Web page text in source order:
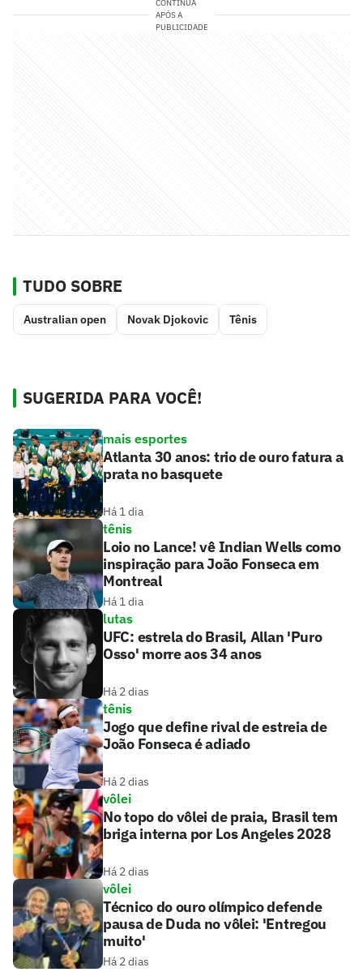
CONTINUA
APÓS A
PUBLICIDADE
TUDO SOBRE
Australian open Novak Djokovic Tênis
SUGERIDA PARA VOCÊ!
mais esportes
Atlanta 30 anos: trio de ouro fatura a
prata no basquete
Há 1 dia
tênis
Loio no Lance! vê Indian Wells como
inspiração para João Fonseca em
Montreal
Há 1 dia
lutas
UFC: estrela do Brasil, Allan 'Puro
Osso' morre aos 34 anos
Há 2 dias
tênis
Jogo que define rival de estreia de
João Fonseca é adiado
Há 2 dias
vôlei
No topo do vôlei de praia, Brasil tem
briga interna por Los Angeles 2028
Há 2 dias
vôlei
Técnico do ouro olímpico defende
pausa de Duda no vôlei: 'Entregou
muito'
Há 2 dias